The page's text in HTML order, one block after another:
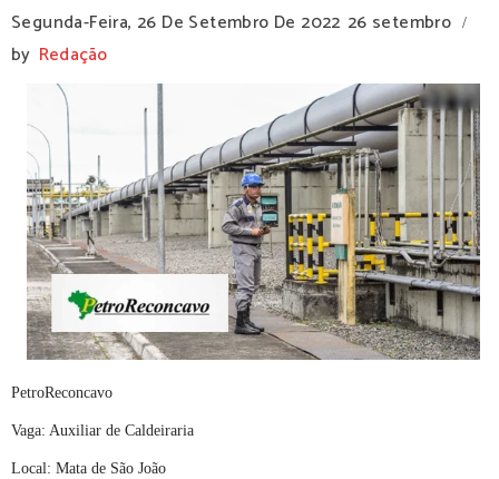
Segunda-Feira, 26 De Setembro De 2022 26 setembro /
by Redação
PetroReconcavo
Vaga: Auxiliar de Caldeiraria
Local: Mata de São João